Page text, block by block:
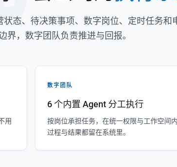
态、待决策事项、数字岗位、定时任务和
，数字团队负责推进与回报。
用
数字团队
6 个内置 Agent 分工执行
按岗位承担任务，在统一权限与工作空间内
过程与结果都留在系统里。